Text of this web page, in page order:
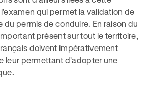
qui permet la validation de
du permis de conduire. En raison du
présent sur tout le territoire,
doivent impérativement
leur permettant d'adopter une